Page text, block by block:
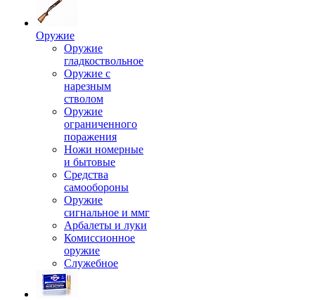
Оружие
Оружие
гладкоствольное
Оружие с
нарезным
стволом
Оружие
ограниченного
поражения
Ножи номерные
и бытовые
Средства
самообороны
Оружие
сигнальное и ммг
Арбалеты и луки
Комиссионное
оружие
Служебное